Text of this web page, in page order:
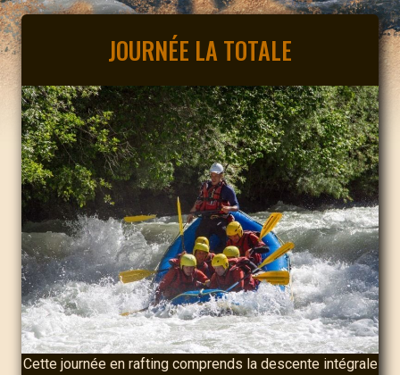
JOURNÉE LA TOTALE
Cette journée en rafting comprends la descente intégrale